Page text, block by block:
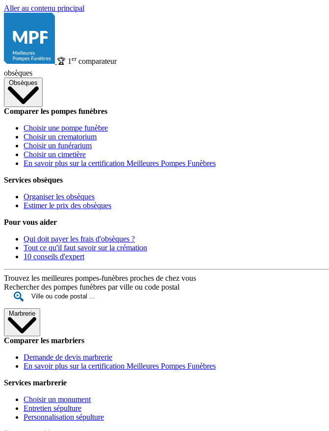
Aller au contenu principal
🏆 1 ercomparateur
obsèques
Obsèques
Comparer les pompes funèbres
Choisir une pompe funèbre
Choisir un crematorium
Choisir un funérarium
Choisir un cimetière
En savoir plus sur la certification Meilleures Pompes Funèbres
Services obsèques
Organiser les obsèques
Estimer le prix des obsèques
Pour vous aider
Qui doit payer les frais d'obsèques ?
Tout ce qu'il faut savoir sur la crémation
10 conseils d'expert
Trouvez les meilleures pompes-funèbres proches de chez vous
Rechercher des pompes funèbres par ville ou code postal
Marbrerie
Comparer les marbriers
Demande de devis marbrerie
En savoir plus sur la certification Meilleures Pompes Funèbres
Services marbrerie
Choisir un monument
Entretien sépulture
Personnalisation sépulture